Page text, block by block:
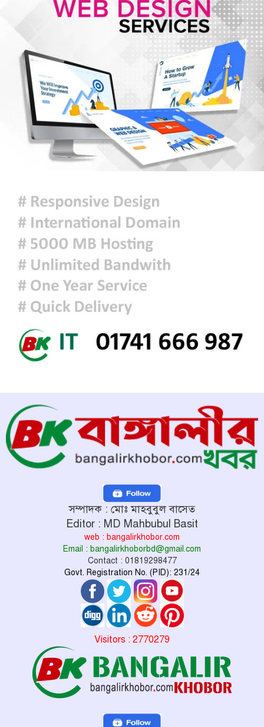
সিরামিক শিল্পের প্রযুক্তি ও উদ্ভাবনে চীন-
বাংলাদেশ সহযোগিতার আহ্বান
দেশ ও মানুষের কল্যাণে দায়িত্বশীলতার
সঙ্গে কাজ করতে ইউএনওদের প্রতি আহ্বান
প্রধানমন্ত্রীর
ঢাকার আকাশ আংশিক মেঘলা থাকতে
আজকের রাশিফল
চিকিৎসক সমাবেশের উদ্বোধন করলেন
প্রধানমন্ত্রী
সম্পাদক : মোঃ মাহবুবুল বাসেত
Editor : MD Mahbubul Basit
web : bangalirkhobor.com
Email : bangalirkhoborbd@gmail.com
Contact : 01819298477
Govt. Registration No. (PID): 231/24
Visitors : 2770279